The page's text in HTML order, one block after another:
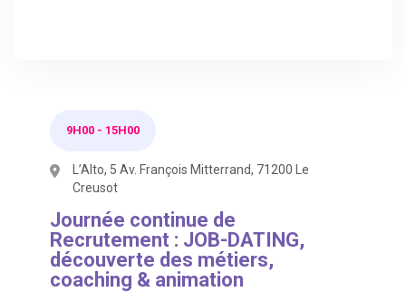
9H00 - 15H00
L’Alto, 5 Av. François Mitterrand, 71200 Le
Creusot
Journée continue de
Recrutement : JOB-DATING,
découverte des métiers,
coaching & animation